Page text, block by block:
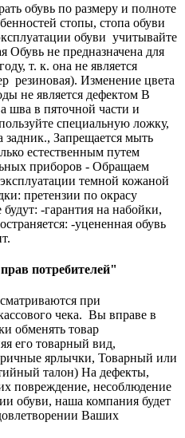
обувь по размеру и полноте
стопы, стопа обуви
обуви учитывайте
Обувь не предназначена для
т. к. она не является
резиновая). Изменение цвета
не является дефектом В
шва в пяточной части и
специальную ложку,
задник., Запрещается мыть
естественным путем
приборов - Обращаем
темной кожаной
претензии по окрасу
-гарантия на набойки,
-уцененная обувь
потребителей"
при
чека. Вы вправе в
обменять товар
его товарный вид,
ярлычки, Товарный или
талон) На дефекты,
повреждение, несоблюдение
обуви, наша компания будет
Ваших